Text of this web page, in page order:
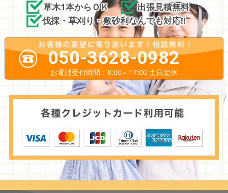
草木1本からＯＫ
出張見積無料
伐採・草刈り・敷砂利なんでも対応!!
050-3628-0982
お電話受付時間：8:00～17:00 土日定休